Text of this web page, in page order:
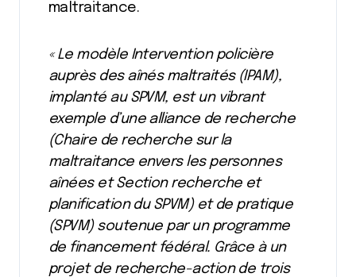
maltraitance.
« Le modèle Intervention policière
auprès des aînés maltraités (IPAM),
implanté au SPVM, est un vibrant
exemple d’une alliance de recherche
(Chaire de recherche sur la
maltraitance envers les personnes
aînées et Section recherche et
planification du SPVM) et de pratique
(SPVM) soutenue par un programme
de financement fédéral. Grâce à un
projet de recherche-action de trois